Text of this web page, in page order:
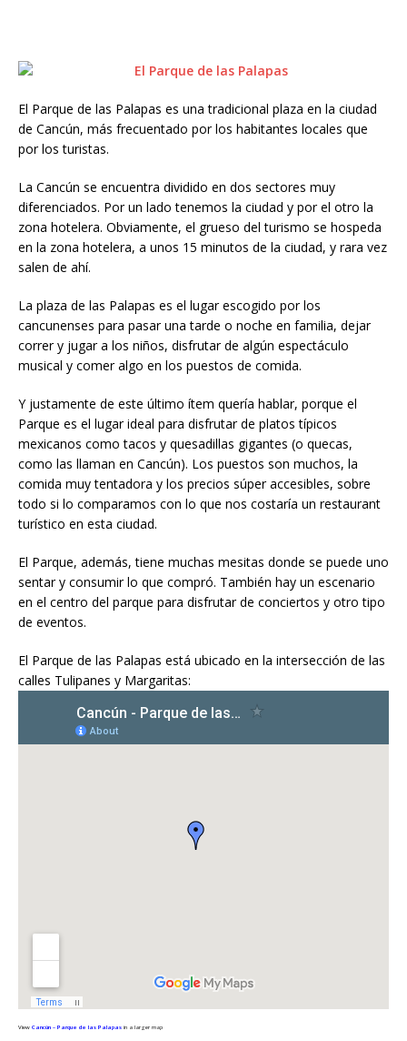
El Parque de las Palapas es una tradicional plaza en la ciudad
de Cancún, más frecuentado por los habitantes locales que
por los turistas.
La Cancún se encuentra dividido en dos sectores muy
diferenciados. Por un lado tenemos la ciudad y por el otro la
zona hotelera. Obviamente, el grueso del turismo se hospeda
en la zona hotelera, a unos 15 minutos de la ciudad, y rara vez
salen de ahí.
La plaza de las Palapas es el lugar escogido por los
cancunenses para pasar una tarde o noche en familia, dejar
correr y jugar a los niños, disfrutar de algún espectáculo
musical y comer algo en los puestos de comida.
Y justamente de este último ítem quería hablar, porque el
Parque es el lugar ideal para disfrutar de platos típicos
mexicanos como tacos y quesadillas gigantes (o quecas,
como las llaman en Cancún). Los puestos son muchos, la
comida muy tentadora y los precios súper accesibles, sobre
todo si lo comparamos con lo que nos costaría un restaurant
turístico en esta ciudad.
El Parque, además, tiene muchas mesitas donde se puede uno
sentar y consumir lo que compró. También hay un escenario
en el centro del parque para disfrutar de conciertos y otro tipo
de eventos.
El Parque de las Palapas está ubicado en la intersección de las
calles Tulipanes y Margaritas:
View Cancún – Parque de las Palapas in a larger map